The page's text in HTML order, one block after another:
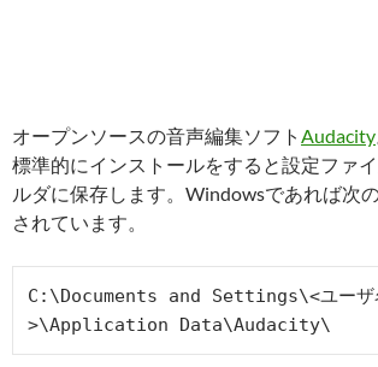
オープンソースの音声編集ソフト Audacity
標準的にインストールをすると設定ファ
ルダに保存します。Windowsであれば次
されています。
C:\Documents and Settings\<ユーザ
>\Application Data\Audacity\